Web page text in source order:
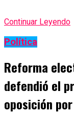
Continuar Leyendo
Política
Reforma
defendió el
oposición